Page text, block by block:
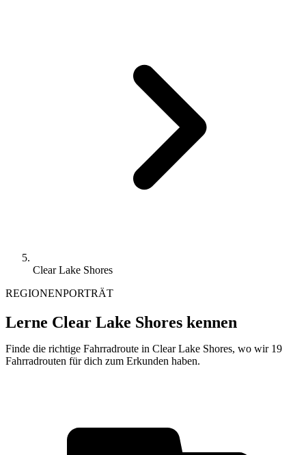
Clear Lake Shores
REGIONENPORTRÄT
Lerne Clear Lake Shores kennen
Finde die richtige Fahrradroute in Clear Lake Shores, wo wir 19
Fahrradrouten für dich zum Erkunden haben.